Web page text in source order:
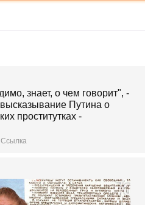
Ссылка